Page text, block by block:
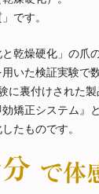
です。
乾燥硬化」の爪
いた検証実験で数
に裏付けされた
矯正システム』と
たものです。